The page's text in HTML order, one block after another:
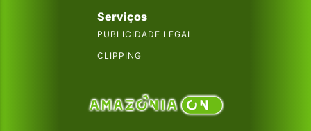
Serviços
PUBLICIDADE LEGAL
CLIPPING